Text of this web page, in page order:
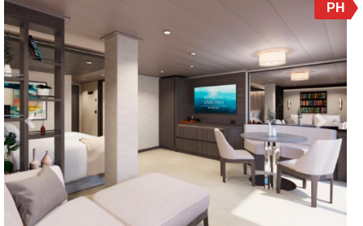
Previous Next
PH